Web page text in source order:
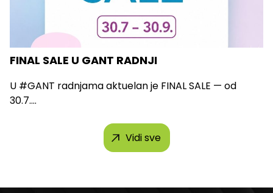
FINAL SALE U GANT RADNJI
U #GANT radnjama aktuelan je FINAL SALE — od
30.7....
Vidi sve